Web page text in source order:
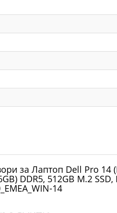
за Лаптоп Dell Pro 14
DDR5, 512GB M.2
14